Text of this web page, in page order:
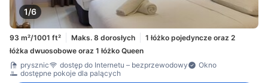
1/6
93 m²/1001 ft² Maks. 8 dorosłych
1 łóżko pojedyncze oraz 2
łóżka dwuosobowe oraz 1 łóżko Queen
prysznic
dostęp do Internetu – bezprzewodowy
Okno
dostępne pokoje dla palących